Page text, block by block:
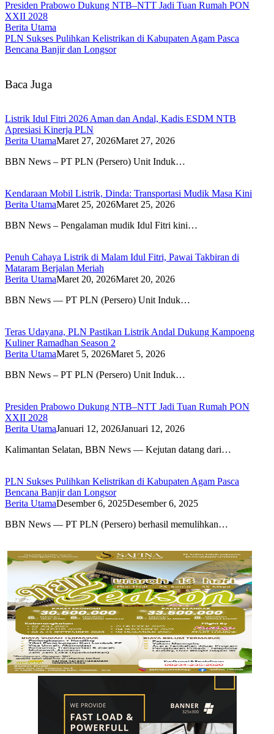
Presiden Prabowo Dukung NTB–NTT Jadi Tuan Rumah PON
XXII 2028
Berita Utama
PLN Sukses Pulihkan Kelistrikan di Kabupaten Agam Pasca
Bencana Banjir dan Longsor
Baca Juga
Listrik Idul Fitri 2026 Aman dan Andal, Kadis ESDM NTB
Apresiasi Kinerja PLN
Berita UtamaMaret 27, 2026Maret 27, 2026
BBN News – PT PLN (Persero) Unit Induk…
Kendaraan Mobil Listrik, Dinda: Transportasi Mudik Masa Kini
Berita UtamaMaret 25, 2026Maret 25, 2026
BBN News – Pengalaman mudik Idul Fitri kini…
Penuh Cahaya Listrik di Malam Idul Fitri, Pawai Takbiran di
Mataram Berjalan Meriah
Berita UtamaMaret 20, 2026Maret 20, 2026
BBN News — PT PLN (Persero) Unit Induk…
Teras Udayana, PLN Pastikan Listrik Andal Dukung Kampoeng
Kuliner Ramadhan Season 2
Berita UtamaMaret 5, 2026Maret 5, 2026
BBN News – PT PLN (Persero) Unit Induk…
Presiden Prabowo Dukung NTB–NTT Jadi Tuan Rumah PON
XXII 2028
Berita UtamaJanuari 12, 2026Januari 12, 2026
Kalimantan Selatan, BBN News — Kejutan datang dari…
PLN Sukses Pulihkan Kelistrikan di Kabupaten Agam Pasca
Bencana Banjir dan Longsor
Berita UtamaDesember 6, 2025Desember 6, 2025
BBN News — PT PLN (Persero) berhasil memulihkan…